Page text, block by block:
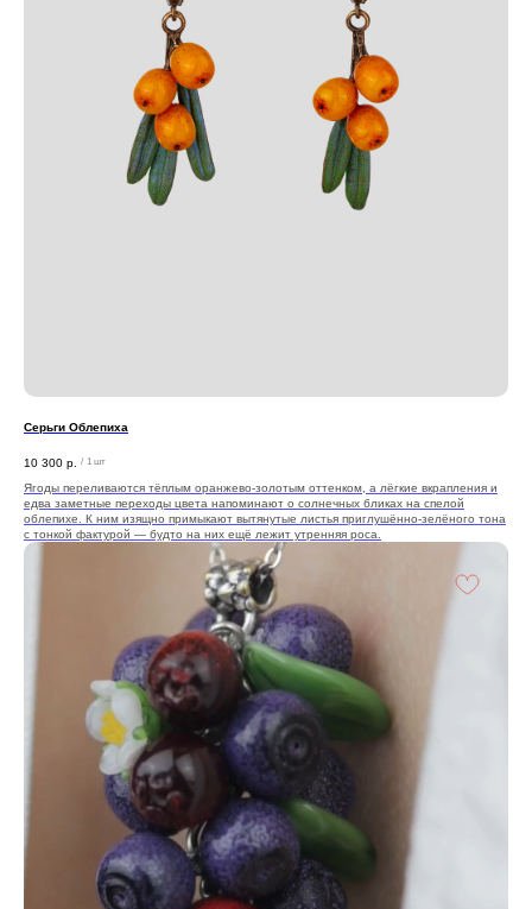
Серьги Облепиха
10 300 р. / 1 шт
Ягоды переливаются тёплым оранжево‑золотым оттенком, а лёгкие вкрапления и
едва заметные переходы цвета напоминают о солнечных бликах на спелой
облепихе. К ним изящно примыкают вытянутые листья приглушённо‑зелёного тона
с тонкой фактурой — будто на них ещё лежит утренняя роса.